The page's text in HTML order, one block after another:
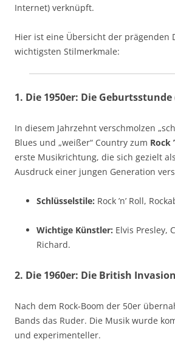
Internet) verknüpft.
Hier ist eine Übersicht der prägenden
wichtigsten Stilmerkmale:
1. Die 1950er: Die Geburtsstunde
In diesem Jahrzehnt verschmolzen
Blues und „weißer“ Country zum Rock
erste Musikrichtung, die sich gezielt
Ausdruck einer jungen Generation
Schlüsselstile: Rock ’n’ Roll,
Wichtige Künstler: Elvis Presley,
Richard.
2. Die 1960er: Die British
Nach dem Rock-Boom der 50er
Bands das Ruder. Die Musik wurde
und experimenteller.